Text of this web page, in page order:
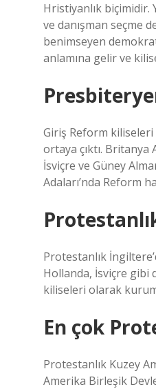
Hristiyanlık biçimidir.
ve danışman seçme
benimseyen
anlamına gelir ve
Giriş Reform kiliseleri
ortaya çıktı. Britanya
İsviçre ve Güney
Adaları’nda Reform
Protestanlık
Hollanda, İsviçre gibi
kiliseleri olarak
En çok
Protestanlık Kuzey
Amerika Birleşik